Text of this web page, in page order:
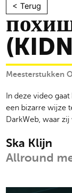
Skip
to
content
< Terug
Meesterstukken
In deze video
een bizarre wijze
DarkWeb, waar
Ska Klijn
Allround